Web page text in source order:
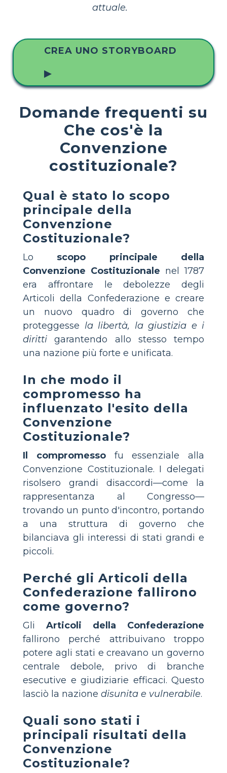
attuale.
CREA UNO STORYBOARD
▶
Domande frequenti su
Che cos'è la
Convenzione
costituzionale?
Qual è stato lo scopo
principale della
Convenzione
Costituzionale?
Lo scopo principale della
Convenzione Costituzionale nel 1787
era affrontare le debolezze degli
Articoli della Confederazione e creare
un nuovo quadro di governo che
proteggesse la libertà, la giustizia e i
diritti garantendo allo stesso tempo
una nazione più forte e unificata.
In che modo il
compromesso ha
influenzato l'esito della
Convenzione
Costituzionale?
Il compromessofu essenziale alla
Convenzione Costituzionale. I delegati
risolsero grandi disaccordi—come la
rappresentanza al Congresso—
trovando un punto d'incontro, portando
a una struttura di governo che
bilanciava gli interessi di stati grandi e
piccoli.
Perché gli Articoli della
Confederazione fallirono
come governo?
Gli Articoli della Confederazione
fallirono perché attribuivano troppo
potere agli stati e creavano un governo
centrale debole, privo di branche
esecutive e giudiziarie efficaci. Questo
lasciò la nazione disunita e vulnerabile.
Quali sono stati i
principali risultati della
Convenzione
Costituzionale?